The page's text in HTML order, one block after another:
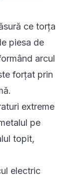
ce torța
piesa de
arcul
forțat prin
extreme
pe
topit,
electric